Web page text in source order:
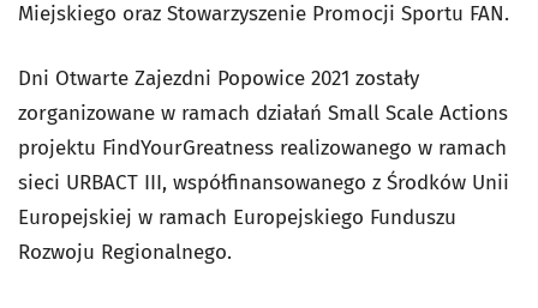
Miejskiego oraz Stowarzyszenie Promocji Sportu FAN.
Dni Otwarte Zajezdni Popowice 2021 zostały
zorganizowane w ramach działań Small Scale Actions
projektu FindYourGreatness realizowanego w ramach
sieci URBACT III, współfinansowanego z Środków Unii
Europejskiej w ramach Europejskiego Funduszu
Rozwoju Regionalnego.